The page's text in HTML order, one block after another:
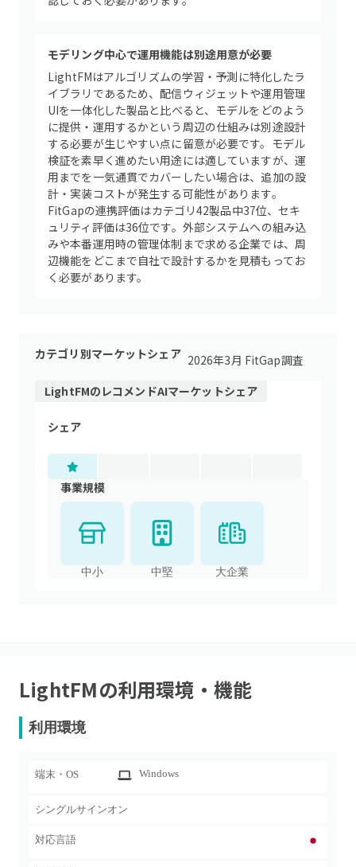
モデリング中心で運用機能は別途用意が必要
LightFMはアルゴリズムの学習・予測に特化したラ
イブラリであるため、配信ウィジェットや運用管理
UIを一体化した製品と比べると、モデルをどのよう
に提供・運用するかという周辺の仕組みは別途設計
する必要が生じやすい点に留意が必要です。モデル
検証を素早く進めたい用途には適していますが、運
用までを一気通貫でカバーしたい場合は、追加の設
計・実装コストが発生する可能性があります。
FitGapの連携評価はカテゴリ42製品中37位、セキ
ュリティ評価は36位です。外部システムへの組み込
みや本番運用時の管理体制まで求める企業では、周
辺機能をどこまで自社で設計するかを見積もってお
く必要があります。
カテゴリ別マーケットシェア 2026年3月 FitGap調査
LightFMの レコメンドAIマーケットシェア
シェア
事業規模
中小 中堅 大企業
LightFMの利用環境・機能
利用環境
端末・OS Windows
シングルサインオン
対応言語